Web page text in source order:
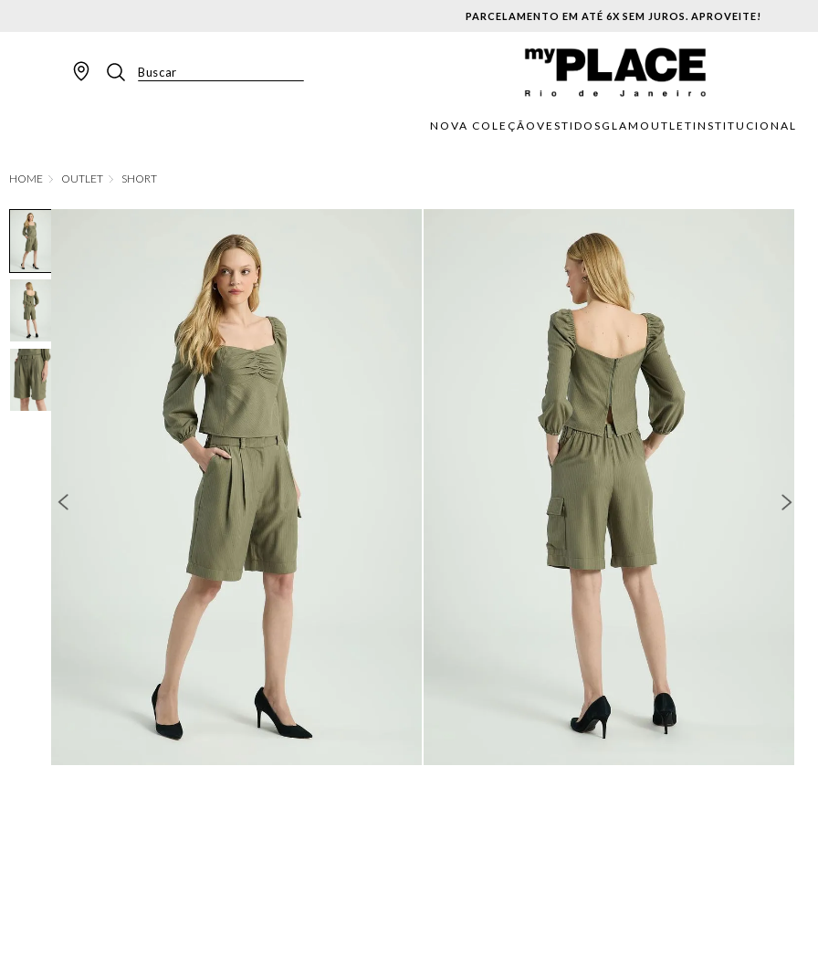
PARCELAMENTO EM ATÉ 6X SEM JUROS. APROVEITE!
Buscar
JAQUETA
CALÇA JEANS
SHORT
COLETE
NOVA COLEÇÃO VESTIDOSGLAM OUTLETINSTITUCIONAL
OUTLET SHORT